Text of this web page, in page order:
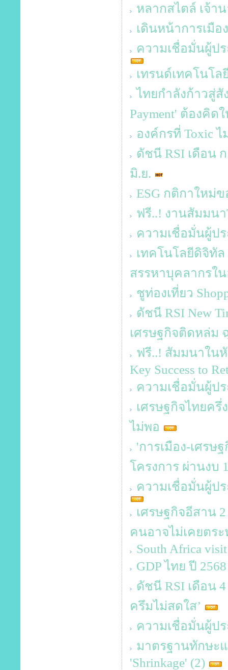
หลากสไตล์ เจ้า
เดินหน้าการเมือ
ความเชื่อมั่นผู้ป
เทรนด์เทคโนโ
ไทยกำลังก้าวสู่สั
Payment' ต้องคิด
องค์กรที่ Toxic
ดัชนี RSI เดือน
มิ.ย.
ESG กติกาใหม่
ฟรี..! งานสัมมนา
ความเชื่อมั่นผู้ป
เทคโนโลยีดิจิทั
สรรหาบุคลากรใ
ชูท่องเที่ยว
ดัชนี RSI New
เศรษฐกิจติดหล่ม
ฟรี..! สัมมนาในหั
Key Success to
ความเชื่อมั่นผู้ป
เศรษฐกิจไทยครึ่
ไม่พอ
'การเมือง-เศรษ
โครงการ ผ่านงบ
ความเชื่อมั่นผู้ป
เศรษฐกิจอีสาน
คนอาจไม่เคยตร
South Africa
GDP ไทย ปี
ดัชนี RSI เดือน
ครึมไม่สดใส’
ความเชื่อมั่นผู้ป
มาตรฐานทักษะ
'Shrinkage' (2)